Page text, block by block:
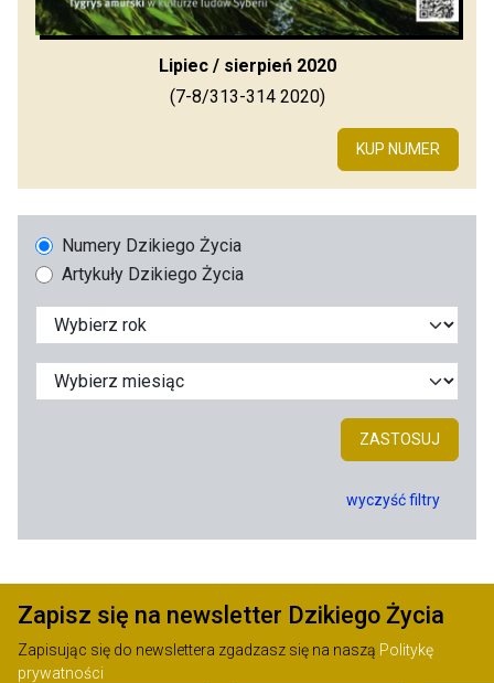
Lipiec / sierpień 2020
(7-8/313-314 2020)
KUP NUMER
Numery Dzikiego Życia
Artykuły Dzikiego Życia
ZASTOSUJ
wyczyść filtry
Zapisz się na newsletter Dzikiego Życia
Zapisując się do newslettera zgadzasz się na naszą Politykę
prywatności